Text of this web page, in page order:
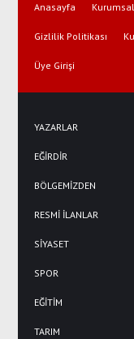
Anasayfa Kurumsal
Gizlilik Politikası
Üye Girişi
YAZARLAR
EĞİRDİR
BÖLGEMİZDEN
RESMİ İLANLAR
SİYASET
SPOR
EĞİTİM
TARIM